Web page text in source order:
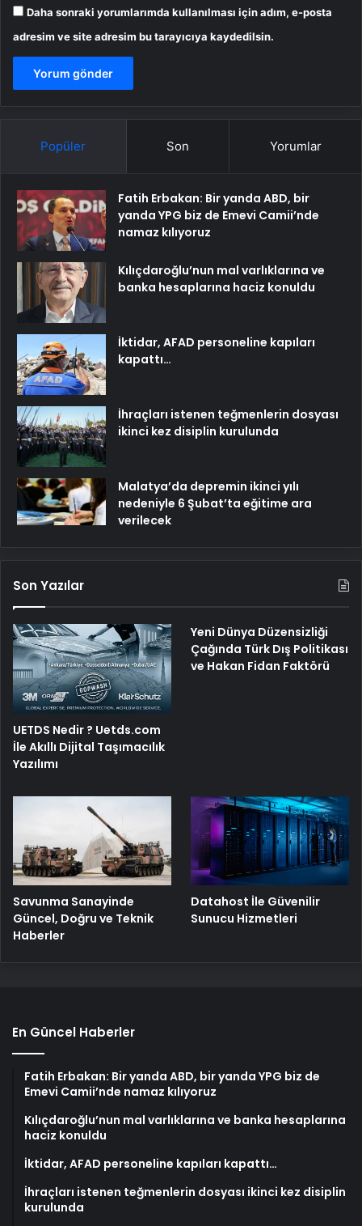
Daha sonraki yorumlarımda kullanılması için adım, e-posta
adresim ve site adresim bu tarayıcıya kaydedilsin.
Popüler Son Yorumlar
Fatih Erbakan: Bir yanda ABD, bir
yanda YPG biz de Emevi Camii’nde
namaz kılıyoruz
Kılıçdaroğlu’nun mal varlıklarına ve
banka hesaplarına haciz konuldu
İktidar, AFAD personeline kapıları
kapattı…
İhraçları istenen teğmenlerin dosyası
ikinci kez disiplin kurulunda
Malatya’da depremin ikinci yılı
nedeniyle 6 Şubat’ta eğitime ara
verilecek
Son Yazılar
UETDS Nedir ? Uetds.com
İle Akıllı Dijital Taşımacılık
Yazılımı
Yeni Dünya Düzensizliği
Çağında Türk Dış Politikası
ve Hakan Fidan Faktörü
Savunma Sanayinde
Güncel, Doğru ve Teknik
Haberler
Datahost İle Güvenilir
Sunucu Hizmetleri
En Güncel Haberler
Fatih Erbakan: Bir yanda ABD, bir yanda YPG biz de
Emevi Camii’nde namaz kılıyoruz
Kılıçdaroğlu’nun mal varlıklarına ve banka hesaplarına
haciz konuldu
İktidar, AFAD personeline kapıları kapattı…
İhraçları istenen teğmenlerin dosyası ikinci kez disiplin
kurulunda